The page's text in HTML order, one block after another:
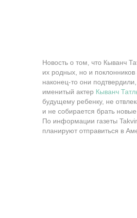
Новость о том, что Кыванч
их родных, но и
наконец-то они
именитый актер Кыванч
будущему ребенку, не
и не собирается брать
По информации газеты
планируют отправиться в